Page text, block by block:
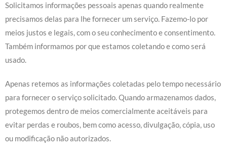
Solicitamos informações pessoais apenas quando realmente
precisamos delas para lhe fornecer um serviço. Fazemo-lo por
meios justos e legais, com o seu conhecimento e consentimento.
Também informamos por que estamos coletando e como será
usado.
Apenas retemos as informações coletadas pelo tempo necessário
para fornecer o serviço solicitado. Quando armazenamos dados,
protegemos dentro de meios comercialmente aceitáveis para
evitar perdas e roubos, bem como acesso, divulgação, cópia, uso
ou modificação não autorizados.